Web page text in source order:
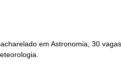
em Astronomia, 30